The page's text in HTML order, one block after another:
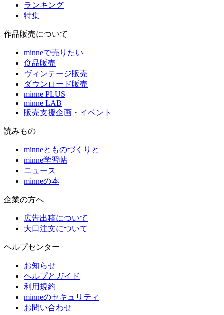
ランキング
特集
作品販売について
minneで売りたい
食品販売
ヴィンテージ販売
ダウンロード販売
minne PLUS
minne LAB
販売支援企画・イベント
読みもの
minneとものづくりと
minne学習帖
ニュース
minneの本
企業の方へ
広告出稿について
大口注文について
ヘルプセンター
お知らせ
ヘルプとガイド
利用規約
minneのセキュリティ
お問い合わせ